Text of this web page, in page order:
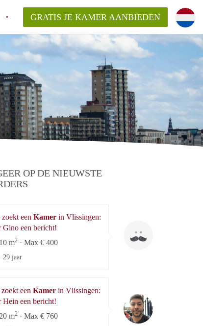
Kamer in Vlissingen?
bemiddelingsvergoeding?
GRATIS JE KAMER AANBIEDEN
OP DE NIEUWSTE
een Kamer in Vlissingen:
Gino een bericht!
m2 · Max € 400
29 jaar
een Kamer in Vlissingen:
Hein een bericht!
m2 · Max € 760